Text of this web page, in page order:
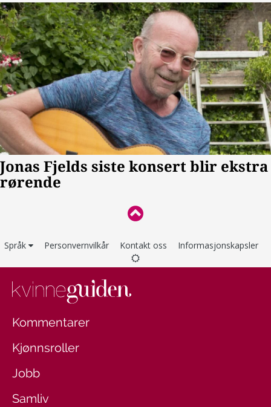
Språk Personvernvilkår Kontakt oss Informasjonskapsler
Kommentarer
Kjønnsroller
Jobb
Samliv